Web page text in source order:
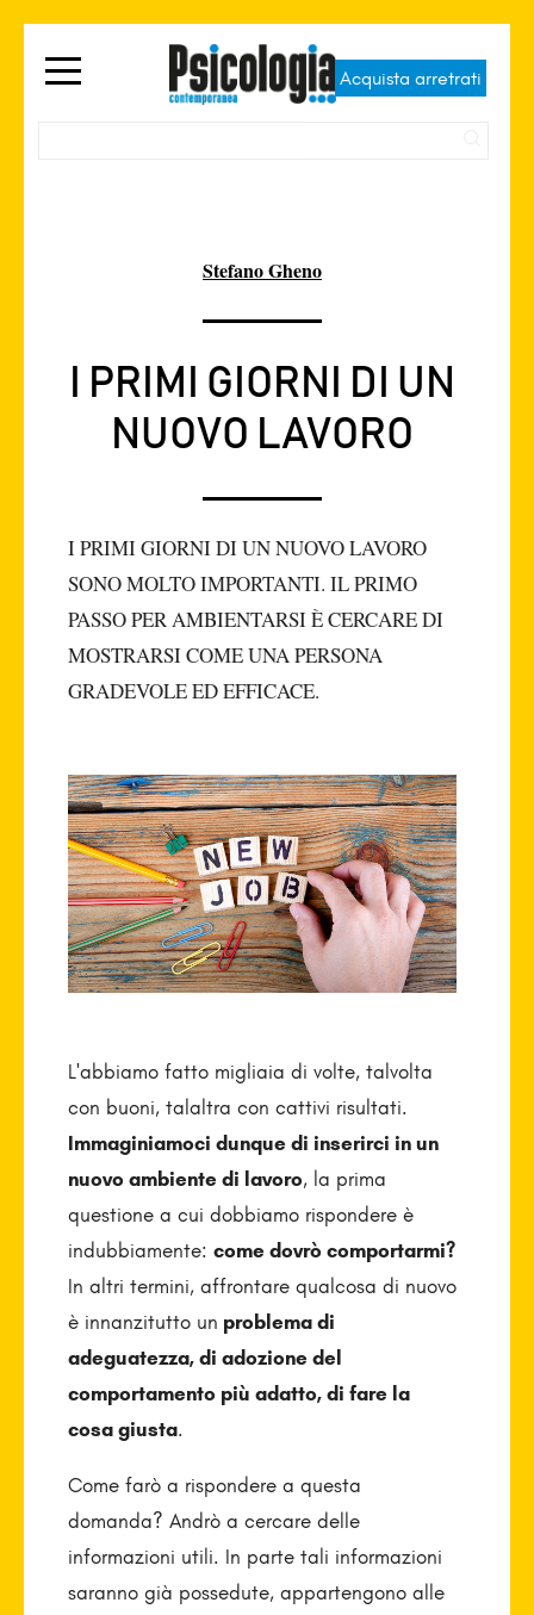
Acquista arretrati
Stefano Gheno
I PRIMI GIORNI DI UN
NUOVO LAVORO
I PRIMI GIORNI DI UN NUOVO LAVORO
SONO MOLTO IMPORTANTI. IL PRIMO
PASSO PER AMBIENTARSI È CERCARE DI
MOSTRARSI COME UNA PERSONA
GRADEVOLE ED EFFICACE.
L'abbiamo fatto migliaia di volte, talvolta
con buoni, talaltra con cattivi risultati.
Immaginiamoci dunque di inserirci in un
nuovo ambiente di lavoro, la prima
questione a cui dobbiamo rispondere è
indubbiamente: come dovrò comportarmi?
In altri termini, affrontare qualcosa di nuovo
è innanzitutto un problema di
adeguatezza, di adozione del
comportamento più adatto, di fare la
cosa giusta.
Come farò a rispondere a questa
domanda? Andrò a cercare delle
informazioni utili. In parte tali informazioni
saranno già possedute, appartengono alle